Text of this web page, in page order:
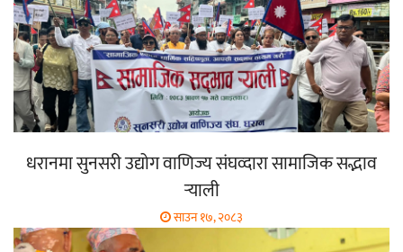
धरानमा सुनसरी उद्योग वाणिज्य संघव्दारा सामाजिक सद्भाव
र्‍याली
साउन १७, २०८३